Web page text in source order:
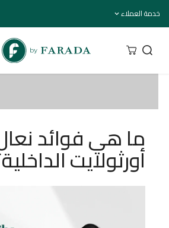
تخطي إلى
المحتوى
خدمة العملاء
ما هي فوائد
أورثولايت